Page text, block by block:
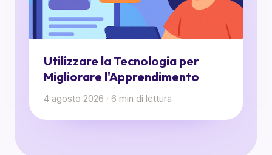
Utilizzare la Tecnologia per
Migliorare l'Apprendimento
4 agosto 2026 · 6 min di lettura